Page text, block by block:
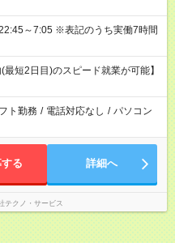
のうち実働7時間
短2日目)のスピード就業が可能】
ト勤務 / 電話対応なし / パソコン
る 詳細へ
テクノ・サービス